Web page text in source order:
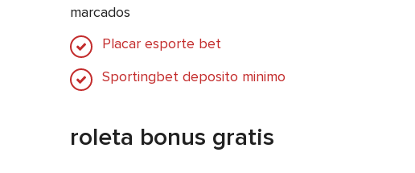
marcados
Placar esporte bet
Sportingbet deposito minimo
roleta bonus gratis